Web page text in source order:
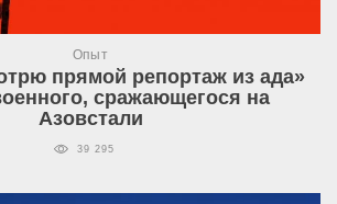
Опыт
прямой репортаж из ада»
сражающегося на
Азовстали
39 295